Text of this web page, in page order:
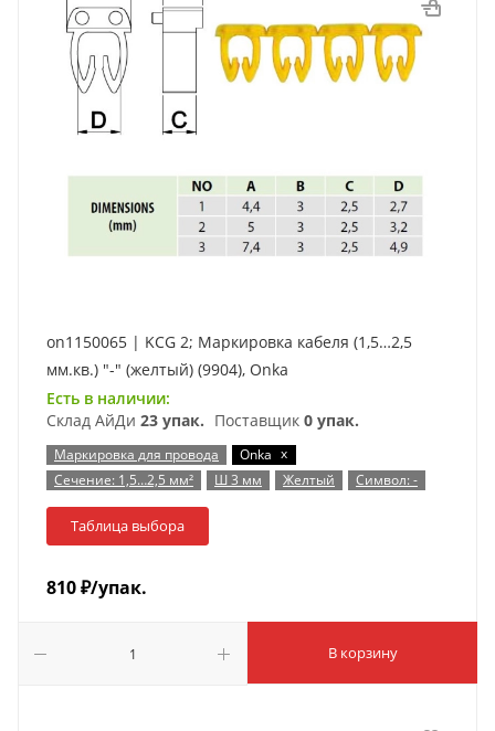
on1150065 | KCG 2; Маркировка кабеля (1,5…2,5
мм.кв.) "-" (желтый) (9904), Onka
Есть в наличии:
Склад АйДи 23 упак. Поставщик 0 упак.
Маркировка для провода Onka x
Сечение: 1,5…2,5 мм²
Ш 3 мм Желтый Символ: -
Таблица выбора
810₽/упак.
В корзину